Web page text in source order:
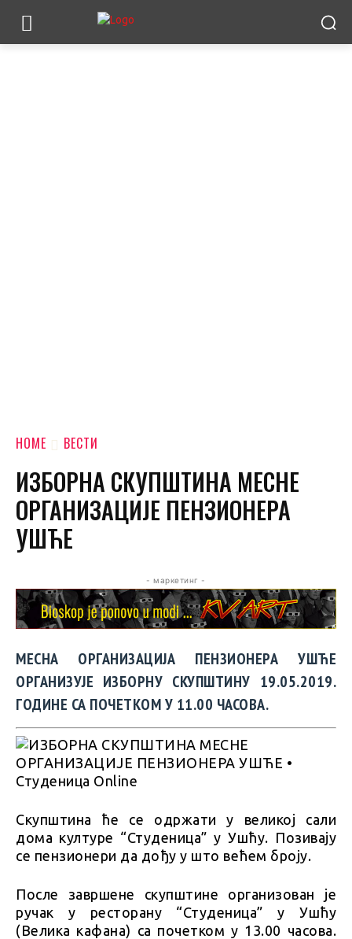
HOME ВЕСТИ
ИЗБОРНА СКУПШТИНА МЕСНЕ
ОРГАНИЗАЦИЈЕ ПЕНЗИОНЕРА
УШЋЕ
- маркетинг -
МЕСНА ОРГАНИЗАЦИЈА ПЕНЗИОНЕРА УШЋЕ
ОРГАНИЗУЈЕ ИЗБОРНУ СКУПШТИНУ 19.05.2019.
ГОДИНЕ СА ПОЧЕТКОМ У 11.00 ЧАСОВА.
Скупштина ће се одржати у великој сали
дома културе “Студеница” у Ушћу. Позивају
се пензионери да дођу у што већем броју.
После завршене скупштине организован је
ручак у ресторану “Студеница” у Ушћу
(Велика кафана) са почетком у 13.00 часова.